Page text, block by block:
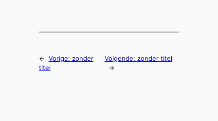
← Vorige: zonder
titel
Volgende: zonder titel
→